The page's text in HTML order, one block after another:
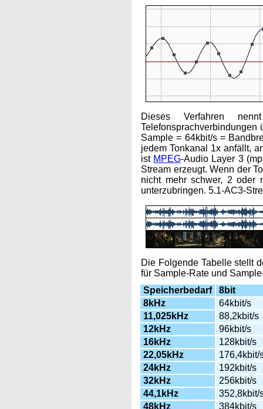
Dieses Verfahren
Sample = 64kbit/s =
jedem Tonkanal 1x anfällt,
ist MPEG-Audio Layer 3
Stream erzeugt. Wenn der
nicht mehr schwer, 2 oder
unterzubringen. 5.1-AC3-
Die Folgende Tabelle stellt
für Sample-Rate und
Speicherbedarf
8bit
8kHz
64kbit/s
11,025kHz
88,2kbit/s
12kHz
96kbit/s
16kHz
128kbit/s
22,05kHz
176,4kbit/
24kHz
192kbit/s
32kHz
256kbit/s
44,1kHz
352,8kbit/
48kHz
384kbit/s